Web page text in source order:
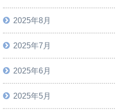
2025年8月
2025年7月
2025年6月
2025年5月